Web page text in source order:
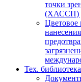
точки
(ХАССП)
Цветовое
Тех. библиотека